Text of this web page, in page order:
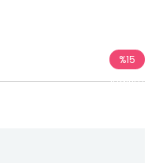
%15
İndirim